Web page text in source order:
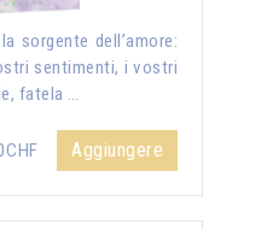
sorgente dell’amore:
sentimenti, i vostri
fatela …
Aggiungere